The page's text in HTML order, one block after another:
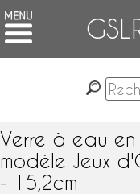
Verre à eau
modèle Jeux
- 15,2cm